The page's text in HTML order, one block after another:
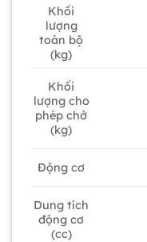
Khối
lượng
toàn bộ
(kg)
Khối
lượng cho
phép chở
(kg)
Động cơ
Dung tích
động cơ
(cc)